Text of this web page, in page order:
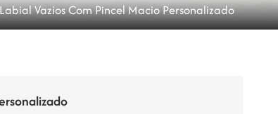
português
Vazios Com Pincel Macio Personalizado